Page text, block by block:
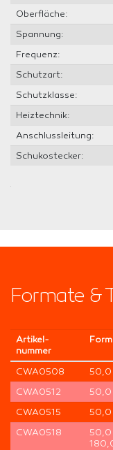
Oberfläche:
Spannung:
Frequenz:
Schutzart:
Schutzklasse:
Heiztechnik:
Anschlussleitung:
Schukostecker:
Formate &
Artikel­
nummer
CWA0508 50,0
CWA0512
50,0
CWA0515
50,0
CWA0518
50,0